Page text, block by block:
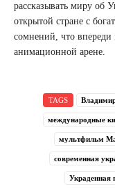
рассказывать миру об
открытой стране с
сомнений, что
анимационной арене.
TAGS
международные
мультфильм
современная
Украденная